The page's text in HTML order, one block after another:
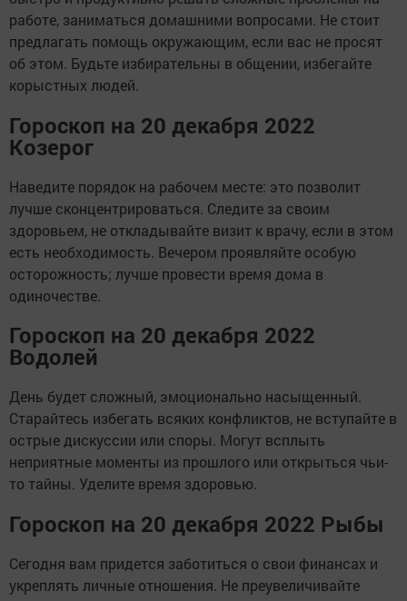
работе, заниматься домашними вопросами. Не стоит
предлагать помощь окружающим, если вас не просят
об этом. Будьте избирательны в общении, избегайте
корыстных людей.
Гороскоп на 20 декабря 2022
Козерог
Наведите порядок на рабочем месте: это позволит
лучше сконцентрироваться. Следите за своим
здоровьем, не откладывайте визит к врачу, если в этом
есть необходимость. Вечером проявляйте особую
осторожность; лучше провести время дома в
одиночестве.
Гороскоп на 20 декабря 2022
Водолей
День будет сложный, эмоционально насыщенный.
Старайтесь избегать всяких конфликтов, не вступайте в
острые дискуссии или споры. Могут всплыть
неприятные моменты из прошлого или открыться чьи-
то тайны. Уделите время здоровью.
Гороскоп на 20 декабря 2022 Рыбы
Сегодня вам придется заботиться о свои финансах и
укреплять личные отношения. Не преувеличивайте